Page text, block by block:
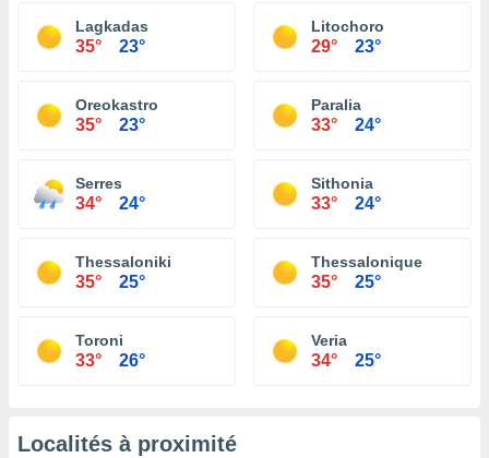
Lagkadas
35° 23°
Litochoro
29° 23°
Oreokastro
35° 23°
Paralia
33° 24°
Serres
34° 24°
Sithonia
33° 24°
Thessaloniki
35° 25°
Thessalonique
35° 25°
Toroni
33° 26°
Veria
34° 25°
Localités à proximité